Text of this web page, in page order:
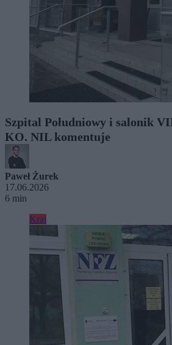
Szpital Południowy i salonik
KO. NIL komentuje
Paweł Żurek
17.06.2026
6 min
Kraj